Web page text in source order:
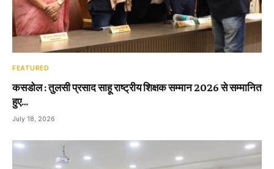
FEATURED
कसडोल : तुलसी प्रसाद साहू राष्ट्रीय शिक्षक सम्मान 2026 से सम्मानित
हुए…
July 18, 2026